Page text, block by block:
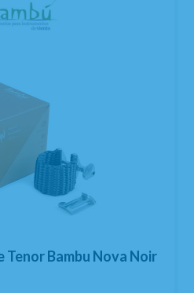
Tenor Bambu Nova Noir